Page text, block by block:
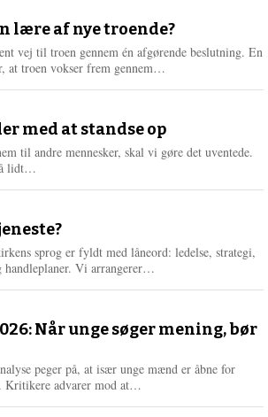
e
r
e
lære af nye troende?
vej til troen gennem én afgørende beslutning. En
at troen vokser frem gennem…
e
r
e
med at standse op
til andre mennesker, skal vi gøre det uventede.
lidt…
e
r
e
sprog er fyldt med låneord: ledelse, strategi,
handleplaner. Vi arrangerer…
e
Når unge søger mening, bør
peger på, at især unge mænd er åbne for
Kritikere advarer mod at…